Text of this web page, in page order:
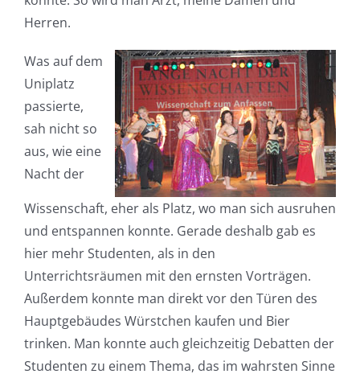
Herren.
Was auf dem
Uniplatz
passierte,
sah nicht so
aus, wie eine
Nacht der
Wissenschaft, eher als Platz, wo man sich ausruhen
und entspannen konnte. Gerade deshalb gab es
hier mehr Studenten, als in den
Unterrichtsräumen mit den ernsten Vorträgen.
Außerdem konnte man direkt vor den Türen des
Hauptgebäudes Würstchen kaufen und Bier
trinken. Man konnte auch gleichzeitig Debatten der
Studenten zu einem Thema, das im wahrsten Sinne